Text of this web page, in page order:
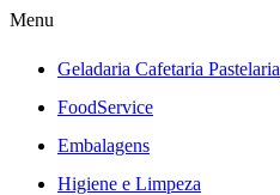
Menu
Geladaria Cafetaria Pastelaria
FoodService
Embalagens
Higiene e Limpeza